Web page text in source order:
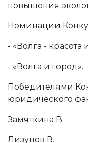
повышения
Номинации
- «Волга -
- «Волга и город».
Победителями
юридического
Замяткина В.
Лизунов В.